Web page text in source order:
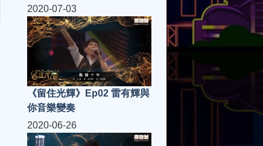
19/09/2020
2020-07-03
《留住光輝》Ep02 雷有輝與
你音樂變奏
2020-06-26